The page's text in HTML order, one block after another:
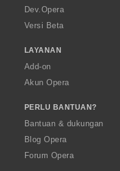
a
Dev.Opera
Versi Beta
LAYANAN
Add-on
Akun Opera
PERLU BANTUAN?
Bantuan & dukungan
Blog Opera
Forum Opera